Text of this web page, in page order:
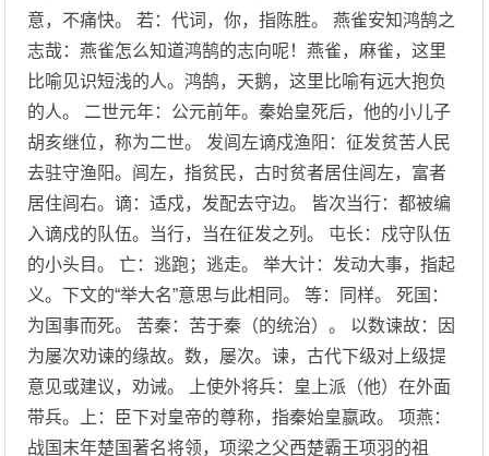
意，不痛快。 若：代词，你，指陈胜。 燕雀安知鸿鹄之
志哉：燕雀怎么知道鸿鹄的志向呢！燕雀，麻雀，这里
比喻见识短浅的人。鸿鹄，天鹅，这里比喻有远大抱负
的人。 二世元年：公元前年。秦始皇死后，他的小儿子
胡亥继位，称为二世。 发闾左谪戍渔阳：征发贫苦人民
去驻守渔阳。闾左，指贫民，古时贫者居住闾左，富者
居住闾右。谪：适戍，发配去守边。 皆次当行：都被编
入谪戍的队伍。当行，当在征发之列。 屯长：戍守队伍
的小头目。 亡：逃跑；逃走。 举大计：发动大事，指起
义。下文的“举大名”意思与此相同。 等：同样。 死国：
为国事而死。 苦秦：苦于秦（的统治）。 以数谏故：因
为屡次劝谏的缘故。数，屡次。谏，古代下级对上级提
意见或建议，劝诫。 上使外将兵：皇上派（他）在外面
带兵。上：臣下对皇帝的尊称，指秦始皇嬴政。 项燕：
战国末年楚国著名将领，项梁之父西楚霸王项羽的祖